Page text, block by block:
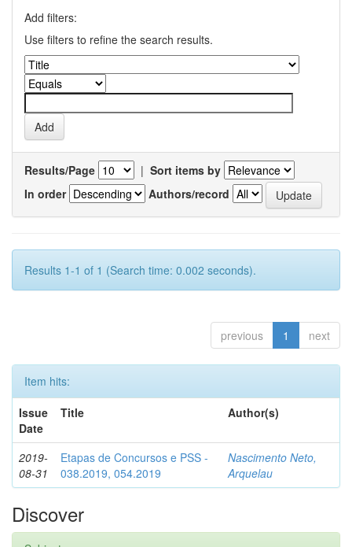
Add filters:
Use filters to refine the search results.
Results/Page | Sort items by
In order
Authors/record
Results 1-1 of 1 (Search time: 0.002 seconds).
previous 1 next
Item hits:
Issue
Date
Title Author(s)
2019-
08-31
Etapas de Concursos e PSS -
038.2019, 054.2019
Nascimento Neto,
Arquelau
Discover